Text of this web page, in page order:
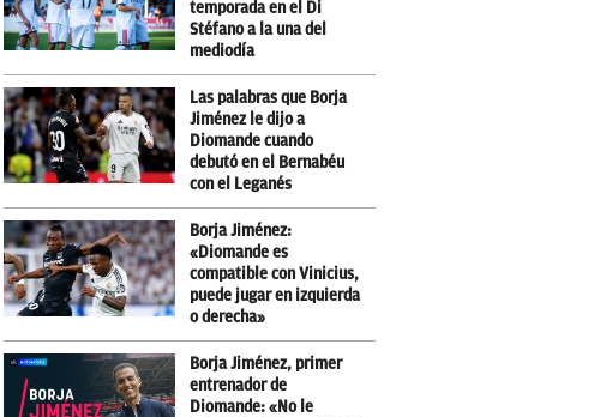
temporada en el Di
Stéfano a la una del
mediodía
Las palabras que Borja
Jiménez le dijo a
Diomande cuando
debutó en el Bernabéu
con el Leganés
Borja Jiménez:
«Diomande es
compatible con Vinicius,
puede jugar en izquierda
o derecha»
Borja Jiménez, primer
entrenador de
Diomande: «No le